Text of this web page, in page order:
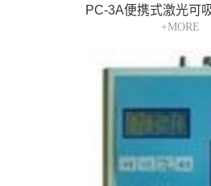
PC-3A便携式激光可
+MORE